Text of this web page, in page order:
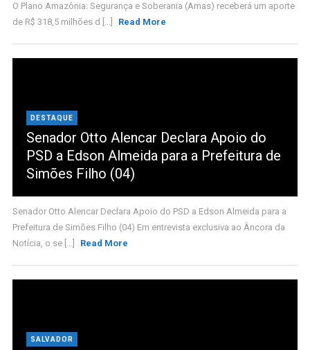
O Plano Amazônia: Segurança e Soberania (Amas) receberá um aporte
de R$ 318,5 milhões d [...]
Read More
DESTAQUE
Senador Otto Alencar Declara Apoio do
PSD a Edson Almeida para a Prefeitura de
Simões Filho (04)
Senador Otto Alencar Declara Apoio do PSD a Edson Almeida para a
Prefeitura de Simões Filho (04) Em entrevista exclusiva ao Âncora da
Notícia, o se [...]
Read More
SALVADOR